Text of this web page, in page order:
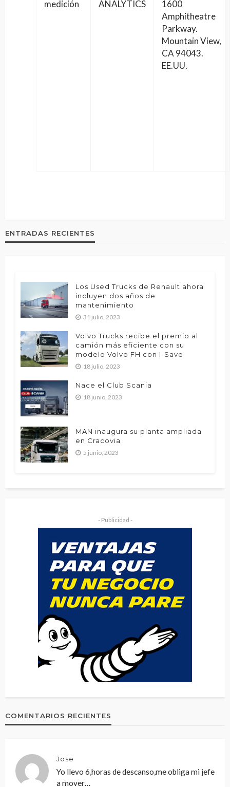
medición
ANALYTICS
1600
Amphitheatre
Parkway.
Mountain View,
CA 94043.
EE.UU.
ENTRADAS RECIENTES
Los Used Trucks de Renault ahora
incluyen dos años de
mantenimiento
31 julio, 2023
Volvo Trucks recibe el premio al
camión más eficiente con su
modelo Volvo FH con I-Save
18 julio, 2023
Nace el Club Scania
18 junio, 2023
MAN inaugura su planta ampliada
en Cracovia
5 junio, 2023
- Publicidad -
COMENTARIOS RECIENTES
Jose
Yo llevo 6,horas de descanso,me obliga mi jefe
a mover…